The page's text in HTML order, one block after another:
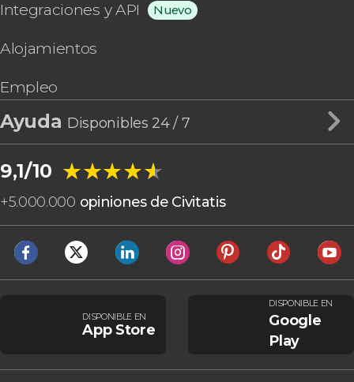
Integraciones y API Nuevo
Alojamientos
Empleo
Ayuda Disponibles 24 / 7
9,1/10 ★★★★★
★★★★★
+5.000.000 opiniones de Civitatis
DISPONIBLE EN
App Store
DISPONIBLE EN
Google
Play